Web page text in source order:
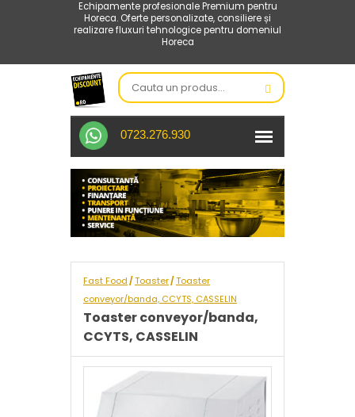
Echipamente profesionale Premium pentru
Horeca. Oferte personalizate, consiliere și
realizare fluxuri tehnologice pentru domeniul
Horeca
0723.276.930
Fast Food /Toaster/Toaster
conveyor/banda, CCYTS, CASSELIN
Toaster conveyor/banda,
CCYTS, CASSELIN